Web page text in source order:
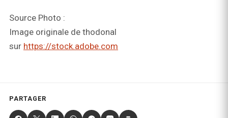
Source Photo :
Image originale de thodonal
sur https://stock.adobe.com
PARTAGER